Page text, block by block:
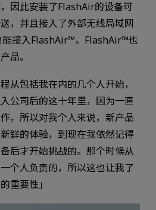
因此安装了FlashAir的设备可
，并且接入了外部无线局域网
能接入FlashAir™。FlashAir™也
品。
从包括我在内的几个人开始，
公司后的这十年里，因为一直
，所以对我个人来说，新产品
鲜的体验，到现在我依然记得
后才开始挑战的。那个时候从
个人负责的，所以这也让我了
重要性」